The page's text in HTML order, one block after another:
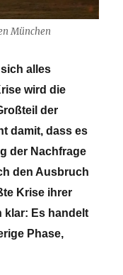
München
alles
wird die
der
damit, dass es
der Nachfrage
den Ausbruch
Krise ihrer
klar: Es handelt
Phase,